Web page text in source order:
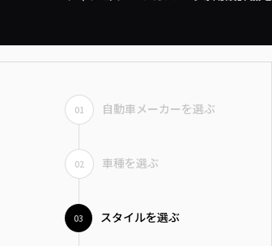
01 自動車メーカーを選ぶ
02 車種を選ぶ
03 スタイルを選ぶ